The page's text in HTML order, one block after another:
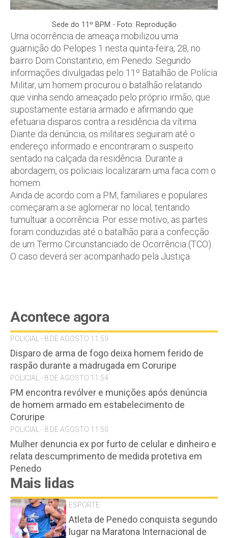
Sede do 11º BPM - Foto: Reprodução
Uma ocorrência de ameaça mobilizou uma
guarnição do Pelopes 1 nesta quinta-feira, 28, no
bairro Dom Constantino, em Penedo. Segundo
informações divulgadas pelo 11º Batalhão de Polícia
Militar, um homem procurou o batalhão relatando
que vinha sendo ameaçado pelo próprio irmão, que
supostamente estaria armado e afirmando que
efetuaria disparos contra a residência da vítima.
Diante da denúncia, os militares seguiram até o
endereço informado e encontraram o suspeito
sentado na calçada da residência. Durante a
abordagem, os policiais localizaram uma faca com o
homem.
Ainda de acordo com a PM, familiares e populares
começaram a se aglomerar no local, tentando
tumultuar a ocorrência. Por esse motivo, as partes
foram conduzidas até o batalhão para a confecção
de um Termo Circunstanciado de Ocorrência (TCO).
O caso deverá ser acompanhado pela Justiça.
Acontece agora
POLICIAL - 8 DE AGOSTO 11:59
Disparo de arma de fogo deixa homem ferido de
raspão durante a madrugada em Coruripe
POLICIAL - 8 DE AGOSTO 11:54
PM encontra revólver e munições após denúncia
de homem armado em estabelecimento de
Coruripe
POLICIAL - 8 DE AGOSTO 11:50
Mulher denuncia ex por furto de celular e dinheiro e
relata descumprimento de medida protetiva em
Penedo
Mais lidas
ESPORTE
Atleta de Penedo conquista segundo
lugar na Maratona Internacional de